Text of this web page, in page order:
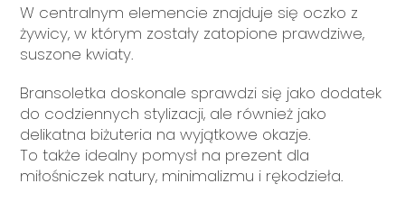
W centralnym elemencie znajduje się oczko z
żywicy, w którym zostały zatopione prawdziwe,
suszone kwiaty.
Bransoletka doskonale sprawdzi się jako dodatek
do codziennych stylizacji, ale również jako
delikatna biżuteria na wyjątkowe okazje.
To także idealny pomysł na prezent dla
miłośniczek natury, minimalizmu i rękodzieła.